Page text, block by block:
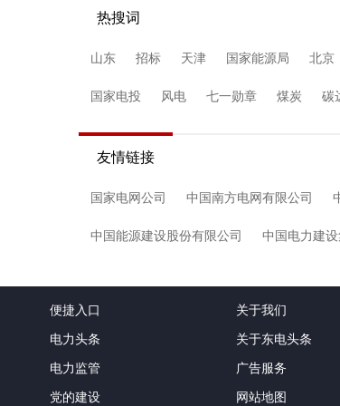
热搜词
山东 招标 天津 国家能源局 北京
国家电投 风电 七一勋章 煤炭 碳
友情链接
国家电网公司 中国南方电网有限公司
中国能源建设股份有限公司 中国电力建
便捷入口
电力头条
电力监管
党的建设
关于我们
关于东电头条
广告服务
网站地图